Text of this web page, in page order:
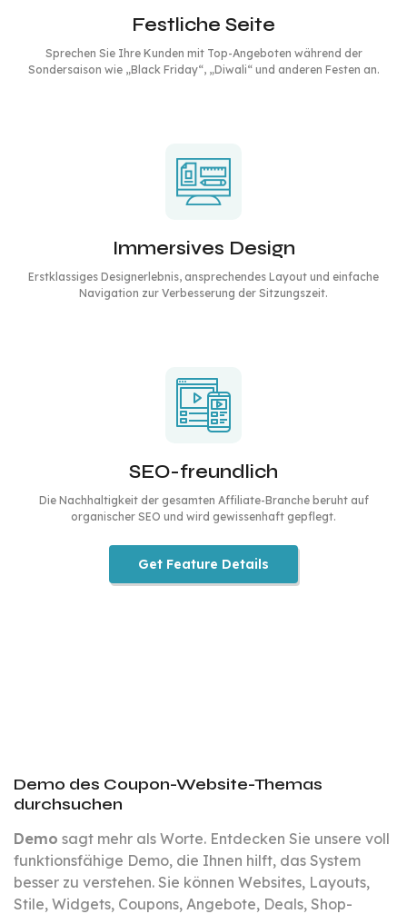
Festliche Seite
Sprechen Sie Ihre Kunden mit Top-Angeboten während der
Sondersaison wie „Black Friday“, „Diwali“ und anderen Festen an.
Immersives Design
Erstklassiges Designerlebnis, ansprechendes Layout und einfache
Navigation zur Verbesserung der Sitzungszeit.
SEO-freundlich
Die Nachhaltigkeit der gesamten Affiliate-Branche beruht auf
organischer SEO und wird gewissenhaft gepflegt.
Get Feature Details
Demo des Coupon-Website-Themas
durchsuchen
Demo sagt mehr als Worte. Entdecken Sie unsere voll
funktionsfähige Demo, die Ihnen hilft, das System
besser zu verstehen. Sie können Websites, Layouts,
Stile, Widgets, Coupons, Angebote, Deals, Shop-